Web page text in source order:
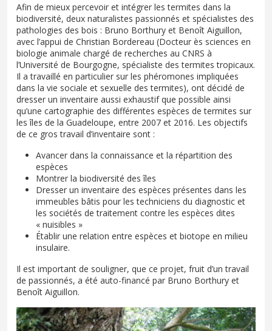
Afin de mieux percevoir et intégrer les termites dans la
biodiversité, deux naturalistes passionnés et spécialistes des
pathologies des bois : Bruno Borthury et Benoît Aiguillon,
avec l’appui de Christian Bordereau (Docteur ès sciences en
biologie animale chargé de recherches au CNRS à
l’Université de Bourgogne, spécialiste des termites tropicaux.
Il a travaillé en particulier sur les phéromones impliquées
dans la vie sociale et sexuelle des termites), ont décidé de
dresser un inventaire aussi exhaustif que possible ainsi
qu’une cartographie des différentes espèces de termites sur
les îles de la Guadeloupe, entre 2007 et 2016. Les objectifs
de ce gros travail d’inventaire sont :
Avancer dans la connaissance et la répartition des
espèces
Montrer la biodiversité des îles
Dresser un inventaire des espèces présentes dans les
immeubles bâtis pour les techniciens du diagnostic et
les sociétés de traitement contre les espèces dites
« nuisibles »
Établir une relation entre espèces et biotope en milieu
insulaire.
Il est important de souligner, que ce projet, fruit d’un travail
de passionnés, a été auto-financé par Bruno Borthury et
Benoît Aiguillon.